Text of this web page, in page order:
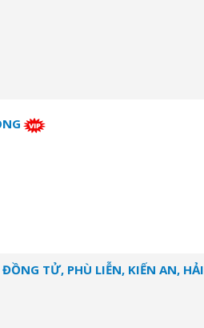
TỬ, PHÙ LIỄN, KIẾN AN, HẢI